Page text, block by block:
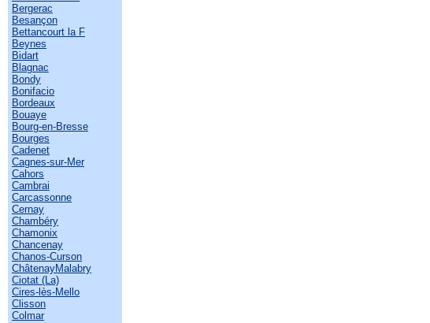
Bergerac
Besançon
Bettancourt la F
Beynes
Bidart
Blagnac
Bondy
Bonifacio
Bordeaux
Bouaye
Bourg-en-Bresse
Bourges
Cadenet
Cagnes-sur-Mer
Cahors
Cambrai
Carcassonne
Cernay
Chambéry
Chamonix
Chancenay
Chanos-Curson
ChâtenayMalabry
Ciotat (La)
Cires-lès-Mello
Clisson
Colmar